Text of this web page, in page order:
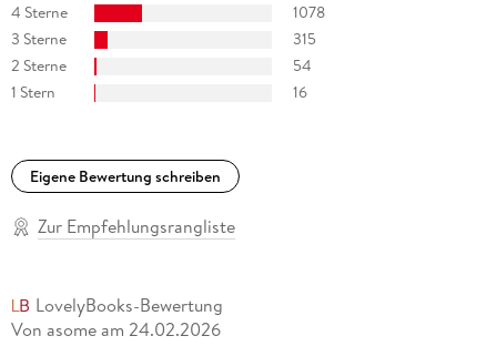
4 Sterne
1078
3 Sterne
315
2 Sterne
54
1 Stern
16
Eigene Bewertung schreiben
Zur Empfehlungsrangliste
LovelyBooks-Bewertung
Von asome am 24.02.2026